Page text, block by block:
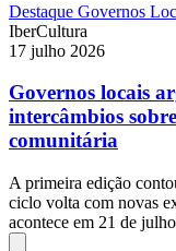
Destaque Governos
IberCultura
17 julho 2026
Governos locais
intercâmbios
comunitária
A primeira edição
ciclo volta com novas
acontece em 21 de